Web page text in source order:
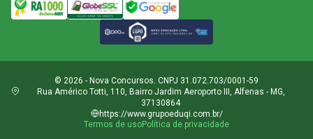
© 2026 - Nova Concursos. CNPJ 31.072.703/0001-59
Rua Américo Totti, 110, Bairro Jardim Aeroporto III, Alfenas - MG,
37130864
https://www.grupoeduqi.com.br/
Termos de usoPolítica de privacidade